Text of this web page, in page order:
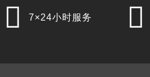
 7×24小时服务 